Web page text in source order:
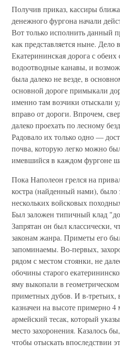
Получив приказ, кассиры
денежного фургона начали
Вот только исполнить данный
как представляется ныне. Дело
Екатерининская дорога с обеих
водоотводные канавы, и
была далеко не везде, в
основной дороге примыкали
именно там возчики отыскали
вправо от дороги. Впрочем,
далеко проехать по лесному
Радовало их только одно —
почва, которую легко можно
имевшийся в каждом фургоне
Пока Наполеон грелся на
костра (найденный нами), было
нескольких войсковых
Был заложен типичный клад
Запрятан он был классически,
законам жанра. Приметы его
запоминаемы. Во-первых,
рядом с местом стоянки, не
обочины старого
яму выкопали в
приметных дубов. И в-третьих,
казначеи на высоте примерно 4
армейский тесак, который
место захоронения. Казалось
чтобы отыскать впоследствии